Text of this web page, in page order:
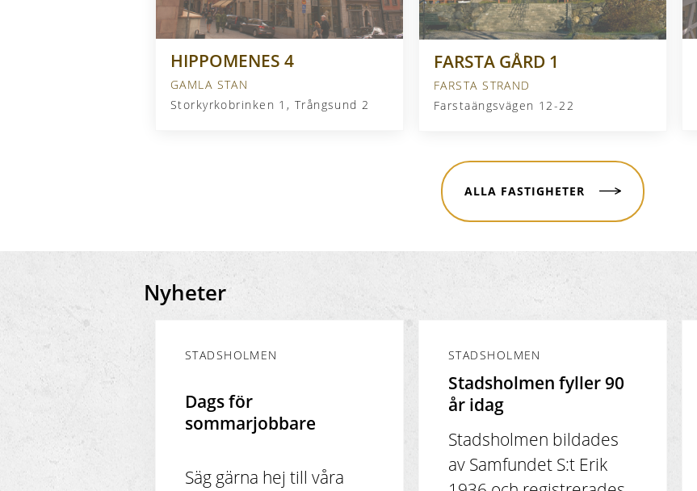
HIPPOMENES 4
GAMLA STAN
Storkyrkobrinken 1, Trångsund 2
FARSTA GÅRD 1
FARSTA STRAND
Farstaängsvägen 12-22
ALLA FASTIGHETER
Nyheter
STADSHOLMEN
Dags för
sommarjobbare
Säg gärna hej till våra
STADSHOLMEN
Stadsholmen fyller 90
år idag
Stadsholmen bildades
av Samfundet S:t Erik